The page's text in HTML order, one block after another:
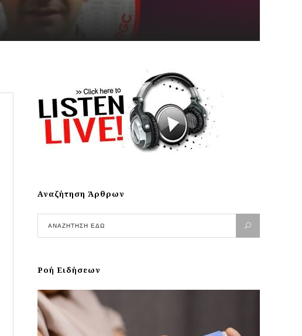
Αναζήτηση Άρθρων
Ροή Ειδήσεων